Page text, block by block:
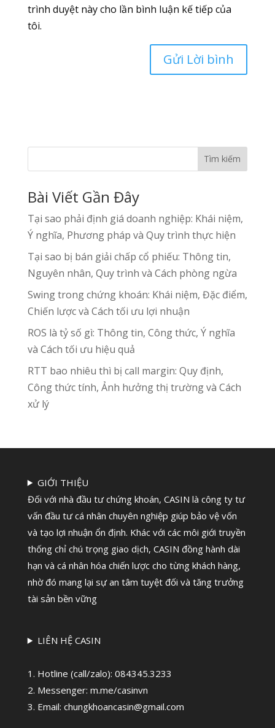
trình duyệt này cho lần bình luận kế tiếp của
tôi.
Tìm kiếm
Bài Viết Gần Đây
Tại sao phải định giá doanh nghiệp: Khái niệm,
Ý nghĩa, Phương pháp và Quy trình thực hiện
Tại sao bị bán giải chấp cổ phiếu: Thông tin,
Nguyên nhân, Quy trình và Cách phòng ngừa
Swing trong chứng khoán: Khái niệm, Đặc điểm,
Chiến lược và Cách tối ưu lợi nhuận
ROS là tỷ số gì: Thông tin, Công thức, Ý nghĩa
và Cách tối ưu hiệu quả
RTT bao nhiêu thì bị call margin: Quy định,
Công thức tính, Ảnh hưởng thị trường và Cách
xử lý
GIỚI THIỆU
Đối với nhà đầu tư chứng khoán, CASIN là công ty tư
vấn đầu tư cá nhân chuyên nghiệp giúp bảo vệ vốn
và tạo lợi nhuận ổn định. Khác với các môi giới truyền
thống chỉ chú trọng giao dịch, CASIN đồng hành dài
hạn và cá nhân hóa chiến lược cho từng khách hàng,
nhờ đó mang lại sự an tâm tuyệt đối và tăng trưởng
tài sản bền vững
LIÊN HỆ CASIN
1. Hotline (call/zalo): 084345.3233
2. Messenger: m.me/casinvn
3. Email: chungkhoancasin@gmail.com